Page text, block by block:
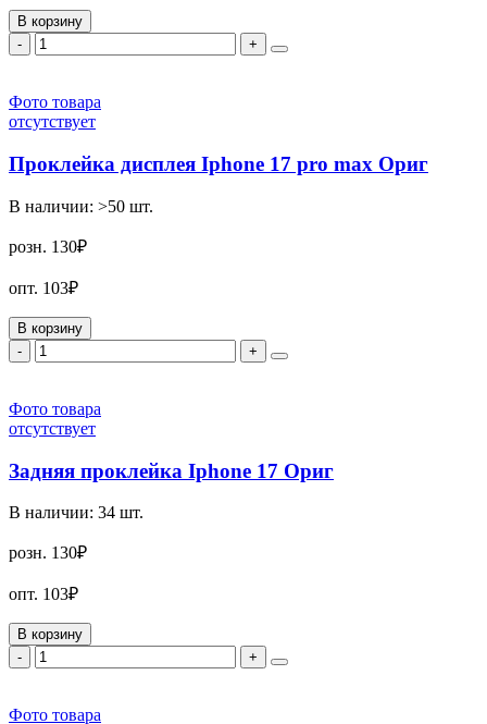
В корзину
-
+
Фото товара
отсутствует
Проклейка дисплея Iphone 17 pro max Ориг
В наличии: >50 шт.
розн. 130₽
опт. 103₽
В корзину
-
+
Фото товара
отсутствует
Задняя проклейка Iphone 17 Ориг
В наличии: 34 шт.
розн. 130₽
опт. 103₽
В корзину
-
+
Фото товара